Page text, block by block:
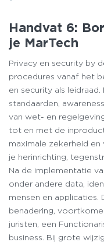
Handvat 6:
je MarTech
Privacy en security by
procedures vanaf het
en security als leidraad.
standaarden,
van wet- en
tot en met de
maximale zekerheid
je herinrichting,
Na de implementatie
onder andere data,
mensen en applicaties.
benadering,
juristen, een
business. Bij grote